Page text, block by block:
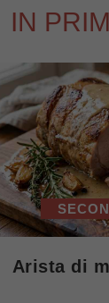
IN
Arista di